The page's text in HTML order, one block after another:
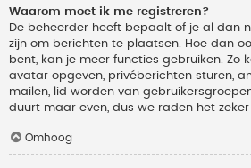
Waarom moet ik me registreren?
De beheerder heeft bepaalt of je al dan
zijn om berichten te plaatsen. Hoe dan
bent, kan je meer functies gebruiken. Zo
avatar opgeven, privéberichten sturen,
mailen, lid worden van
duurt maar even, dus we raden het
Omhoog